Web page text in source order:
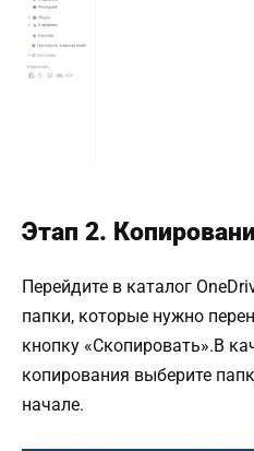
Этап 2.
Перейдите в каталог
папки, которые нужно
кнопку «Скопировать».В
копирования выберите
начале.